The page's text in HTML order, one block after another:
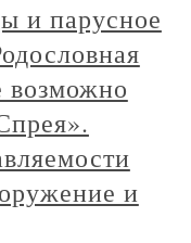
парусное
возможно
и